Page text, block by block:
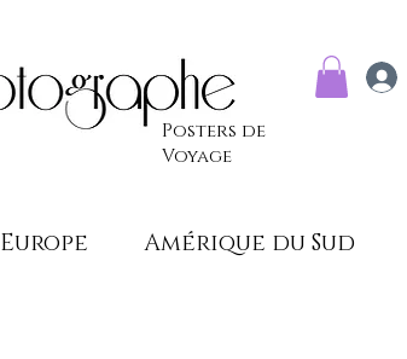
Posters de
Voyage
Europe Amérique du Sud